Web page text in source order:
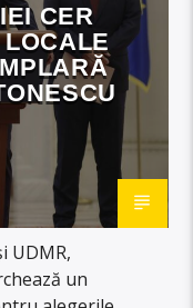
CER
UDMR,
un